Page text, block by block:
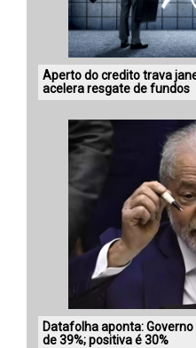
Aperto do credito trava
acelera resgate de fundos
Datafolha aponta:
de 39%; positiva é 30%